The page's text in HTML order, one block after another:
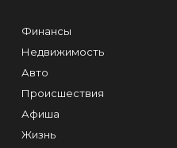
Финансы
Недвижимость
Авто
Происшествия
Афиша
Жизнь